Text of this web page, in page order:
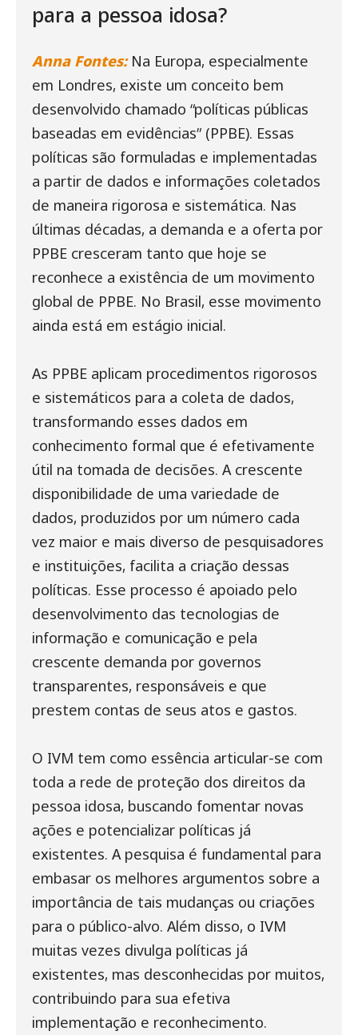
para a pessoa idosa?
Anna Fontes: Na Europa, especialmente
em Londres, existe um conceito bem
desenvolvido chamado “políticas públicas
baseadas em evidências” (PPBE). Essas
políticas são formuladas e implementadas
a partir de dados e informações coletados
de maneira rigorosa e sistemática. Nas
últimas décadas, a demanda e a oferta por
PPBE cresceram tanto que hoje se
reconhece a existência de um movimento
global de PPBE. No Brasil, esse movimento
ainda está em estágio inicial.
As PPBE aplicam procedimentos rigorosos
e sistemáticos para a coleta de dados,
transformando esses dados em
conhecimento formal que é efetivamente
útil na tomada de decisões. A crescente
disponibilidade de uma variedade de
dados, produzidos por um número cada
vez maior e mais diverso de pesquisadores
e instituições, facilita a criação dessas
políticas. Esse processo é apoiado pelo
desenvolvimento das tecnologias de
informação e comunicação e pela
crescente demanda por governos
transparentes, responsáveis e que
prestem contas de seus atos e gastos.
O IVM tem como essência articular-se com
toda a rede de proteção dos direitos da
pessoa idosa, buscando fomentar novas
ações e potencializar políticas já
existentes. A pesquisa é fundamental para
embasar os melhores argumentos sobre a
importância de tais mudanças ou criações
para o público-alvo. Além disso, o IVM
muitas vezes divulga políticas já
existentes, mas desconhecidas por muitos,
contribuindo para sua efetiva
implementação e reconhecimento.